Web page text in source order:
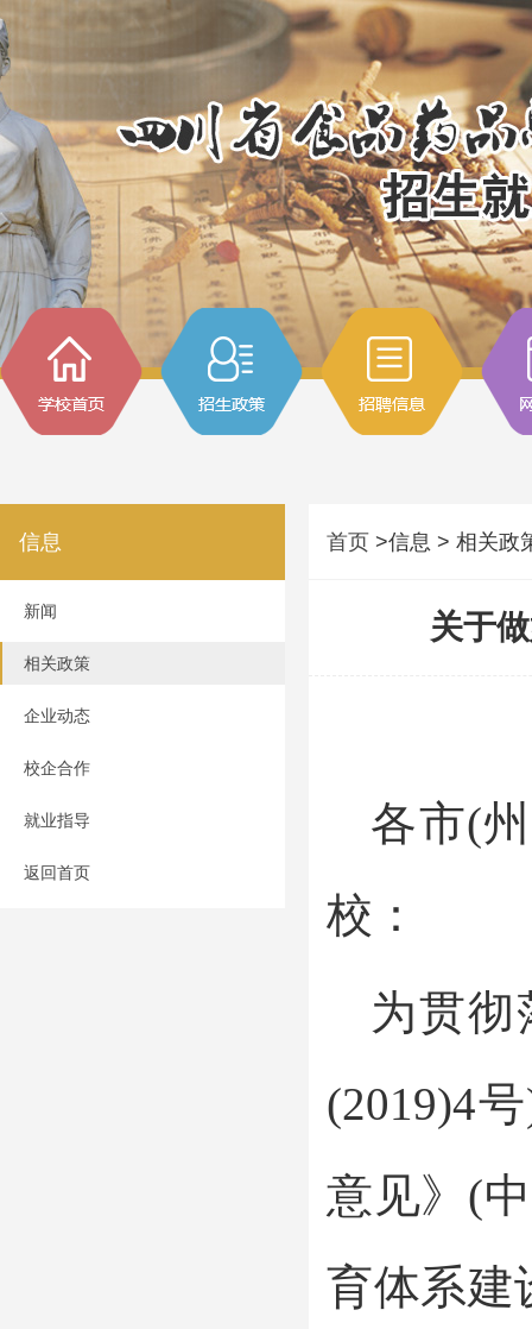
信息
新闻
相关政策
企业动态
校企合作
就业指导
返回首页
首页 >信息 > 相关政
关于
各市(
校：
为贯
(2019)4
意见》(
育体系建